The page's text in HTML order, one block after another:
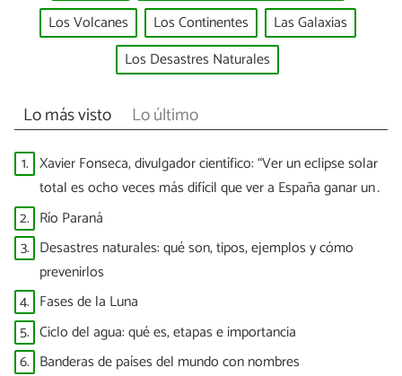
Los Volcanes
Los Continentes
Las Galaxias
Los Desastres Naturales
Lo más visto Lo último
1. Xavier Fonseca, divulgador científico: “Ver un eclipse solar
total es ocho veces más difícil que ver a España ganar un
Mundial”
2. Río Paraná
3. Desastres naturales: qué son, tipos, ejemplos y cómo
prevenirlos
4. Fases de la Luna
5. Ciclo del agua: qué es, etapas e importancia
6. Banderas de países del mundo con nombres